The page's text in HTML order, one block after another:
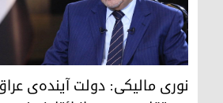
نوری مالکی کاندید چارچوب
نوری مالیکی: دولت آینده‌ی